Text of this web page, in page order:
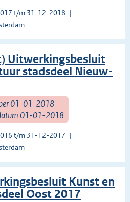
t/m 31-12-2018
Uitwerkingsbesluit
stadsdeel Nieuw-
01-01-2018
01-01-2018
t/m 31-12-2017
Kunst en
Oost 2017